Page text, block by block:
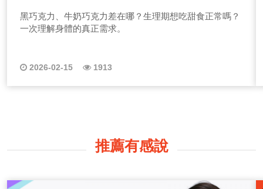
「巧克力作用」與生理期飲食真相！
黑巧克力、牛奶巧克力差在哪？生理期想吃甜食正常嗎？
一次理解身體的真正需求。
2026-02-15 1913
推薦有感說